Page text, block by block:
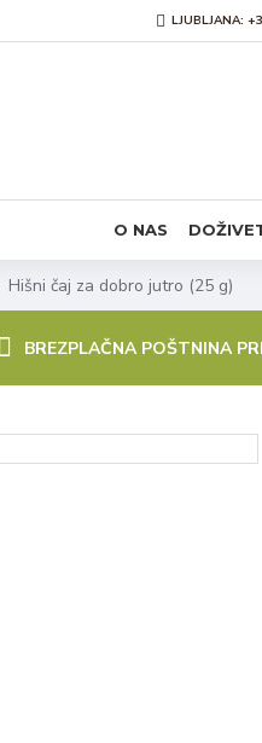
LJUBLJANA:
O NAS
Hišni čaj za dobro jutro (25 g)
BREZPLAČNA POŠTNINA